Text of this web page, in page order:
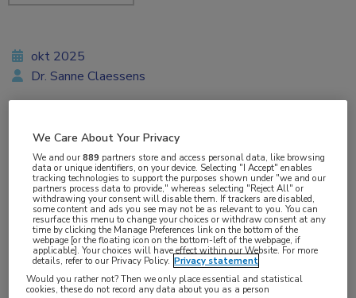
okt 2025
Dr. Sanne Claessens
Vakgebieden:
Hematologie,Kindergeneeskunde
Aandachtsgebieden:
Leukemie,Lymfoom
Tags:
ct-scan
We Care About Your Privacy
We and our889 partners store and access personal data, like browsing
data or unique identifiers, on your device. Selecting "I Accept" enables
tracking technologies to support the purposes shown under "we and our
partners process data to provide," whereas selecting "Reject All" or
withdrawing your consent will disable them. If trackers are disabled,
some content and ads you see may not be as relevant to you. You can
resurface this menu to change your choices or withdraw consent at any
time by clicking the Manage Preferences link on the bottom of the
webpage [or the floating icon on the bottom-left of the webpage, if
applicable]. Your choices will have effect within our Website. For more
details, refer to our Privacy Policy. Privacy statement
Would you rather not? Then we only place essential and statistical
cookies, these do not record any data about you as a person